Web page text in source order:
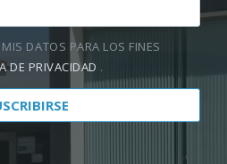
DATOS PARA LOS FINES
DE PRIVACIDAD .